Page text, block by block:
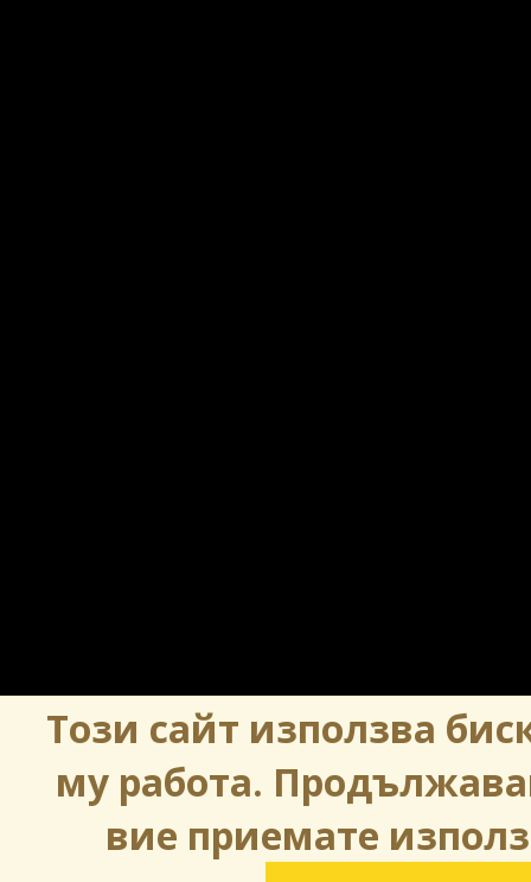
Този сайт използва
му работа.
вие приемате